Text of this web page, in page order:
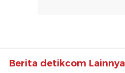
Berita detikcom Lainnya